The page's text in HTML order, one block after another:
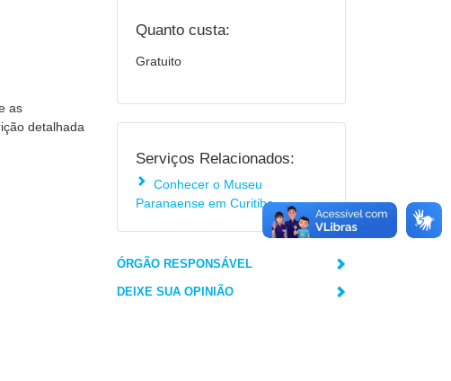
as
detalhada
Quanto custa:
Gratuito
Serviços Relacionados:
Conhecer o Museu
Paranaense em Curitiba
ÓRGÃO RESPONSÁVEL
DEIXE SUA OPINIÃO